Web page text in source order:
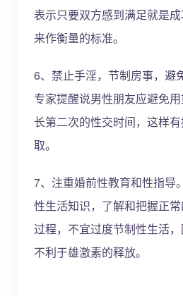
表示只要双方感到满足就是
来作衡量的标准。
6、禁止手淫，节制房事，避
专家提醒说男性朋友应避免
长第二次的性交时间，这样
取。
7、注重婚前性教育和性指导
性生活知识，了解和把握正
过程，不宜过度节制性生活，
不利于雄激素的释放。